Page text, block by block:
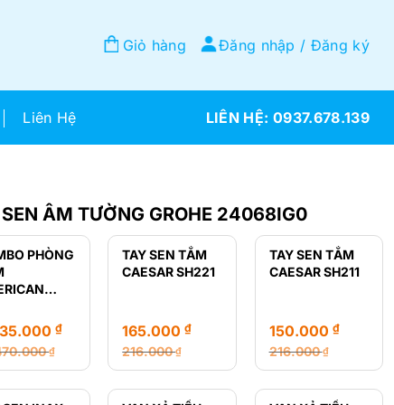
Giỏ hàng Đăng nhập / Đăng ký
Liên Hệ 0937.678.139
ÂM TƯỜNG GROHE 24068IG0
PHÒNG
₫
₫
TAY SEN TẮM
CAESAR SH221
216.000₫
Giá
gốc
165.000₫
Giá
hiện
TAY SEN TẮM
CAESAR SH211
216.000₫
Giá
gốc
150.000 ₫
Giá
hiện